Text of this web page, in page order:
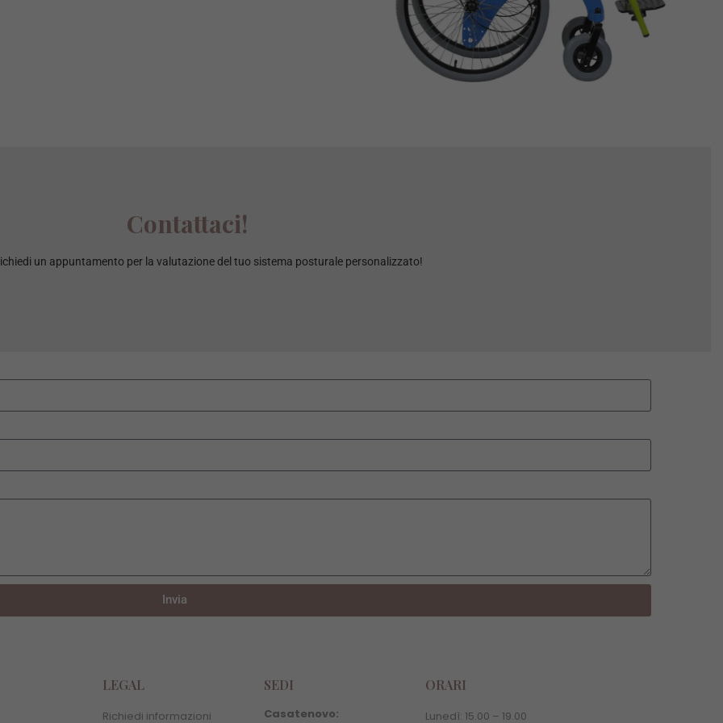
Contattaci!
un appuntamento per la valutazione del tuo sistema posturale personalizzato!
Invia
LEGAL
Richiedi informazioni
SEDI
Casatenovo:
ORARI
Lunedì: 15.00 – 19.00